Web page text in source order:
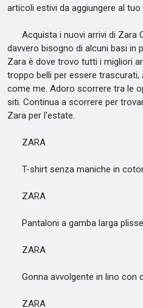
articoli estivi da aggiungere al tuo
Acquista i nuovi arrivi di Zara
davvero bisogno di alcuni basi in
Zara è dove trovo tutti i migliori
troppo belli per essere
come me. Adoro scorrere tra le
siti. Continua a scorrere per
Zara per l'estate.
ZARA
T-shirt senza maniche in
ZARA
Pantaloni a gamba larga
ZARA
Gonna avvolgente in lino con
ZARA